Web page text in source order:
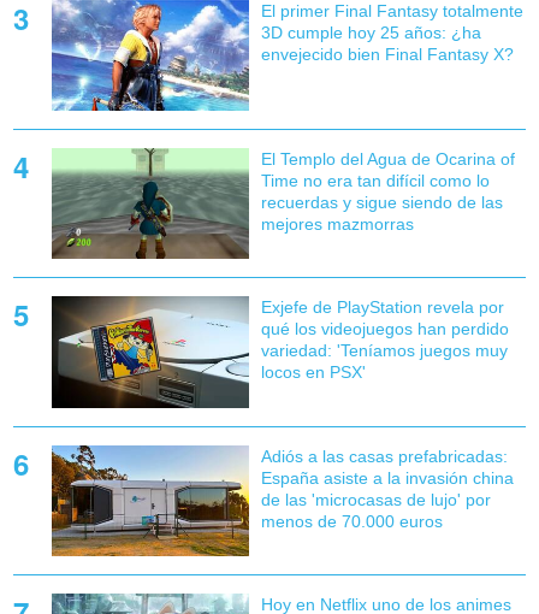
El primer Final Fantasy totalmente
3D cumple hoy 25 años: ¿ha
envejecido bien Final Fantasy X?
El Templo del Agua de Ocarina of
Time no era tan difícil como lo
recuerdas y sigue siendo de las
mejores mazmorras
Exjefe de PlayStation revela por
qué los videojuegos han perdido
variedad: 'Teníamos juegos muy
locos en PSX'
Adiós a las casas prefabricadas:
España asiste a la invasión china
de las 'microcasas de lujo' por
menos de 70.000 euros
Hoy en Netflix uno de los animes